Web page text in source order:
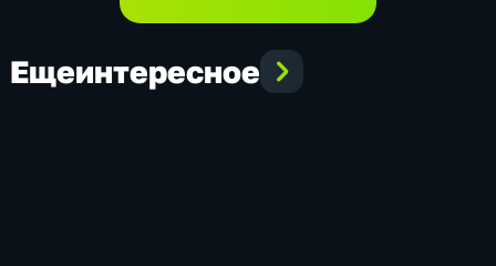
Ещеинтересное